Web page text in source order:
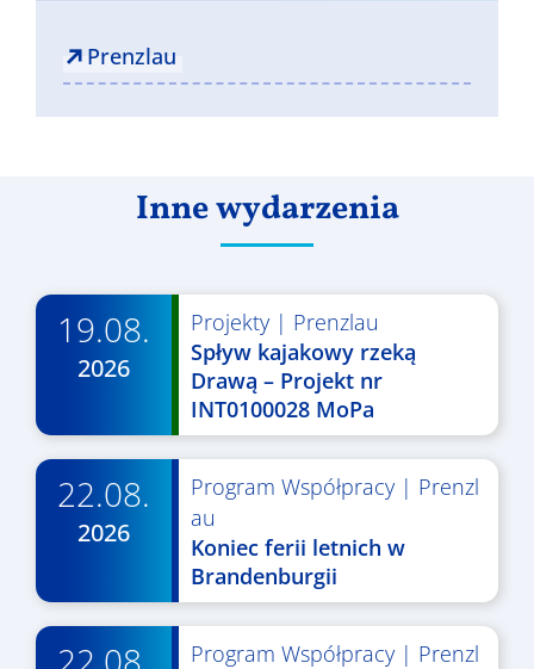
Prenzlau
Inne wydarzenia
19.08.
2026
Projekty| Prenzlau
Spływ kajakowy rzeką
Drawą – Projekt nr
INT0100028 MoPa
22.08.
2026
Program Współpracy| Prenzl
au
Koniec ferii letnich w
Brandenburgii
Program Współpracy| Prenzl